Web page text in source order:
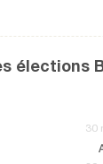
élections
30